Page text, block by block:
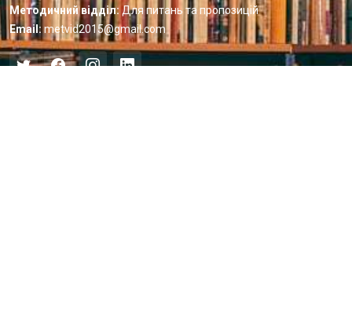
Методичний відділ: Для питань та пропозицій
Email: metvid2015@gmail.com